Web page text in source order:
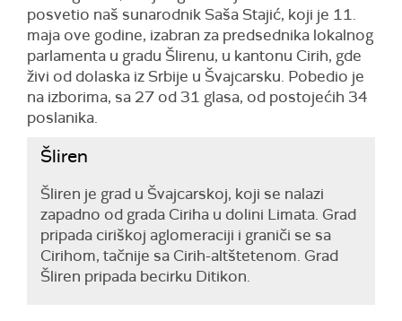
posvetio naš sunarodnik Saša Stajić, koji je 11.
maja ove godine, izabran za predsednika lokalnog
parlamenta u gradu Šlirenu, u kantonu Cirih, gde
živi od dolaska iz Srbije u Švajcarsku. Pobedio je
na izborima, sa 27 od 31 glasa, od postojećih 34
poslanika.
Šliren
Šliren je grad u Švajcarskoj, koji se nalazi
zapadno od grada Ciriha u dolini Limata. Grad
pripada ciriškoj aglomeraciji i graniči se sa
Cirihom, tačnije sa Cirih-altštetenom. Grad
Šliren pripada becirku Ditikon.